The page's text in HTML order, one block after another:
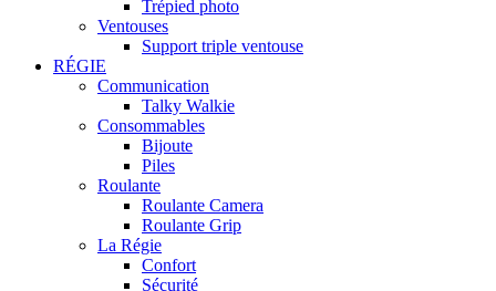
Trépied photo
Ventouses
Support triple ventouse
RÉGIE
Communication
Talky Walkie
Consommables
Bijoute
Piles
Roulante
Roulante Camera
Roulante Grip
La Régie
Confort
Sécurité